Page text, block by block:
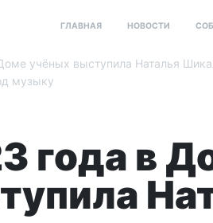
ГЛАВНАЯ НОВОСТИ
учёных выступила Наталья
музыку
года в